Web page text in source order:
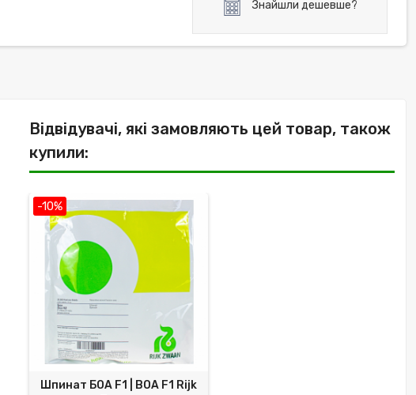
Знайшли дешевше?
Відвідувачі, які замовляють цей товар, також
купили:
-10%
Шпинат БОА F1 | BOA F1 Rijk